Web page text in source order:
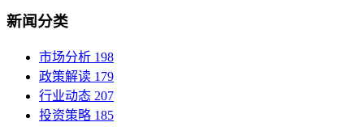
新闻分类
市场分析 198
政策解读 179
行业动态 207
投资策略 185